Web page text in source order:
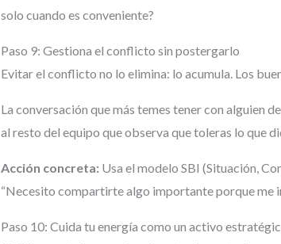
solo cuando es conveniente?
Paso 9: Gestiona el conflicto sin postergarlo
Evitar el conflicto no lo elimina: lo acumula. Los
La conversación que más temes tener con alguien
al resto del equipo que observa que toleras lo que
Acción concreta: Usa el modelo SBI (Situación,
“Necesito compartirte algo importante porque me
Paso 10: Cuida tu energía como un activo